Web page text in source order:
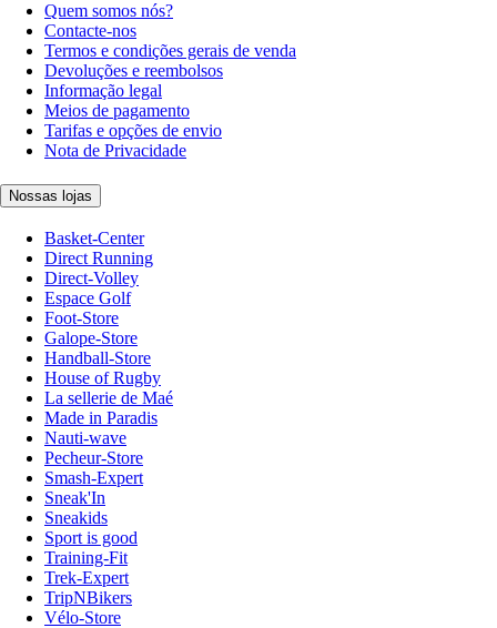
Quem somos nós?
Contacte-nos
Termos e condições gerais de venda
Devoluções e reembolsos
Informação legal
Meios de pagamento
Tarifas e opções de envio
Nota de Privacidade
Nossas lojas
Basket-Center
Direct Running
Direct-Volley
Espace Golf
Foot-Store
Galope-Store
Handball-Store
House of Rugby
La sellerie de Maé
Made in Paradis
Nauti-wave
Pecheur-Store
Smash-Expert
Sneak'In
Sneakids
Sport is good
Training-Fit
Trek-Expert
TripNBikers
Vélo-Store